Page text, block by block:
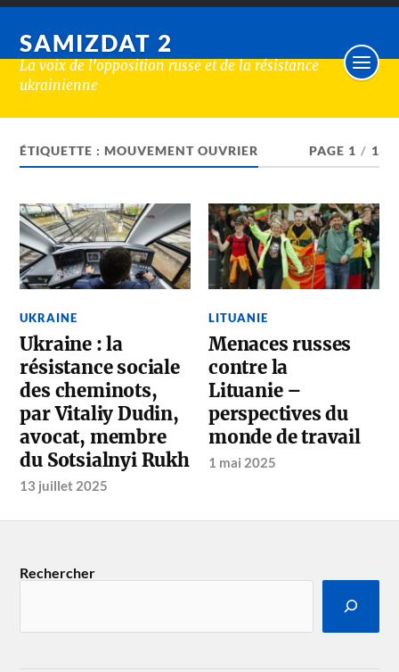
SAMIZDAT 2
La voix de l'opposition russe et de la résistance
ukrainienne
ÉTIQUETTE :MOUVEMENT OUVRIER PAGE 1 / 1
UKRAINE
Ukraine : la
résistance sociale
des cheminots,
par Vitaliy Dudin,
avocat, membre
du Sotsialnyi Rukh
13 juillet 2025
LITUANIE
Menaces russes
contre la
Lituanie –
perspectives du
monde de travail
1 mai 2025
Rechercher